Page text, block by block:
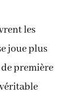
les
joue plus
première